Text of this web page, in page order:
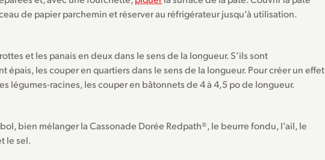
de papier parchemin et réserver au réfrigérateur jusqu’à utilisation.
et les panais en deux dans le sens de la longueur. S’ils sont
épais, les couper en quartiers dans le sens de la longueur. Pour créer un effet
légumes-racines, les couper en bâtonnets de 4 à 4,5 po de longueur.
bien mélanger la Cassonade Dorée Redpath®, le beurre fondu, l’ail, le
le sel.